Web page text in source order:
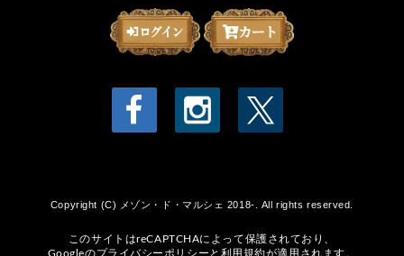
Copyright (C) メゾン・ド・マルシェ 2018-. All rights reserved.
このサイトはreCAPTCHAによって保護されており、
Googleのプライバシーポリシー と 利用規約が適用されます。